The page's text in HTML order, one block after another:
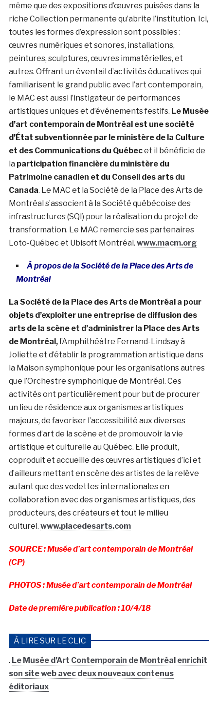
même que des expositions d’œuvres puisées dans la
riche Collection permanente qu’abrite l’institution. Ici,
toutes les formes d’expression sont possibles :
œuvres numériques et sonores, installations,
peintures, sculptures, œuvres immatérielles, et
autres. Offrant un éventail d’activités éducatives qui
familiarisent le grand public avec l’art contemporain,
le MAC est aussi l’instigateur de performances
artistiques uniques et d’événements festifs. Le Musée
d’art contemporain de Montréal est une société
d’État subventionnée par le ministère de la Culture
et des Communications du Québecet il bénéficie de
la participation financière du ministère du
Patrimoine canadien et du Conseil des arts du
Canada. Le MAC et la Société de la Place des Arts de
Montréal s’associent à la Société québécoise des
infrastructures (SQI) pour la réalisation du projet de
transformation. Le MAC remercie ses partenaires
Loto-Québec et Ubisoft Montréal. www.macm.org
À propos de la Société de la Place des Arts de
Montréal
La Société de la Place des Arts de Montréal a pour
objets d’exploiter une entreprise de diffusion des
arts de la scène et d’administrer la Place des Arts
de Montréal,l’Amphithéâtre Fernand-Lindsay à
Joliette et d’établir la programmation artistique dans
la Maison symphonique pour les organisations autres
que l’Orchestre symphonique de Montréal. Ces
activités ont particulièrement pour but de procurer
un lieu de résidence aux organismes artistiques
majeurs, de favoriser l’accessibilité aux diverses
formes d’art de la scène et de promouvoir la vie
artistique et culturelle au Québec. Elle produit,
coproduit et accueille des œuvres artistiques d’ici et
d’ailleurs mettant en scène des artistes de la relève
autant que des vedettes internationales en
collaboration avec des organismes artistiques, des
producteurs, des créateurs et tout le milieu
culturel. www.placedesarts.com
SOURCE : Musée d’art contemporain de Montréal
(CP)
PHOTOS : Musée d’art contemporain de Montréal
Date de première publication : 10/4/18
À LIRE SUR LE CLIC
. Le Musée d’Art Contemporain de Montréal enrichit
son site web avec deux nouveaux contenus
éditoriaux